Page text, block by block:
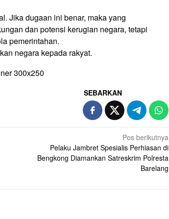
Jika dugaan ini benar, maka yang
dan potensi kerugian negara, tetapi
pemerintahan.
negara kepada rakyat.
SEBARKAN
Pos berikutnya
Pelaku Jambret Spesialis Perhiasan di
Bengkong Diamankan Satreskrim Polresta
Barelang